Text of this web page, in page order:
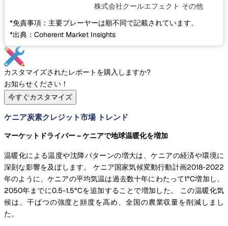
株式会社クールエフェクト その他
*免責事項：主要プレーヤーは順不同で記載されています。
*出典：Coherent Market Insights
カスタマイズされたレポートを購入しますか?
お知らせください！
今すぐカスタマイズ
ケニア炭素クレジット市場 トレンド
マーケットドライバー – ケニアで地球温暖化を増加
温暖化による温度や沈降パターンの増大は、ケニアの経済や環境に
深刻な影響を及ぼします。 ケニア国家気候変動行動計画2018-2022
年のように、ケニアの平均気温は過去数十年にわたって1°C増加し、
2050年までに0.5-1.5°Cを追加することで増加した。 この温暖化気
候は、干ばつの強度と頻度を高め、全国の農業収量を削減しまし
た。